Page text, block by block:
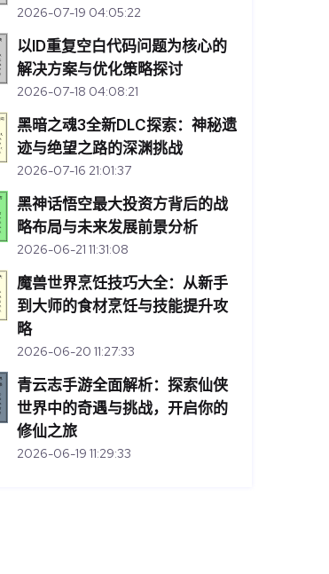
2026-07-19 04:05:22
以ID重复空白代码问题为核心的
解决方案与优化策略探讨
2026-07-18 04:08:21
黑暗之魂3全新DLC探索：神秘遗
迹与绝望之路的深渊挑战
2026-07-16 21:01:37
黑神话悟空最大投资方背后的战
略布局与未来发展前景分析
2026-06-21 11:31:08
魔兽世界烹饪技巧大全：从新手
到大师的食材烹饪与技能提升攻
略
2026-06-20 11:27:33
青云志手游全面解析：探索仙侠
世界中的奇遇与挑战，开启你的
修仙之旅
2026-06-19 11:29:33